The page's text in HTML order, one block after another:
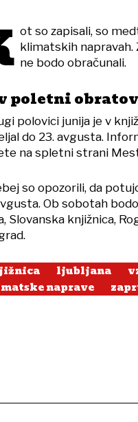
ot so zapisali, so
klimatskih napravah.
ne bodo obračunali.
poletni
polovici junija je v
do 23. avgusta.
na spletni strani
so opozorili, da
Ob sobotah
Slovanska knjižnica,
ljubljana
naprave